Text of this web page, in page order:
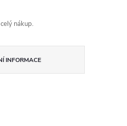
nákup.
INFORMACE